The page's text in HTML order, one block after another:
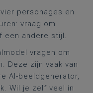
personages en
vraag om
een andere stijl.
vragen om
Deze zijn vaak van
AI-beeldgenerator,
Wil je zelf veel in